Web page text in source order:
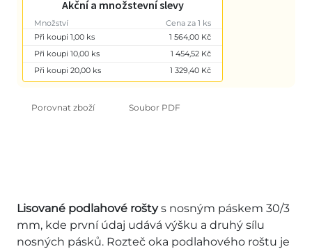
Akční a množstevní slevy
Množství
Cena za 1 ks
Při koupi 1,00 ks
1 564,00 Kč
Při koupi 10,00 ks
1 454,52 Kč
Při koupi 20,00 ks
1 329,40 Kč
Porovnat zboží Soubor PDF
Lisované podlahové roštys nosným páskem 30/3
mm, kde první údaj udává výšku a druhý sílu
nosných pásků. Rozteč oka podlahového roštu je